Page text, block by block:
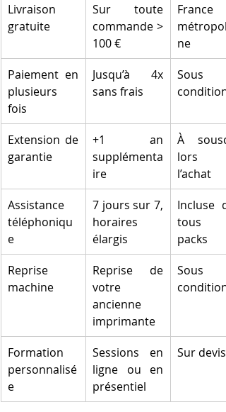
Livraison
gratuite
Sur toute
commande >
100 €
France
ne
Paiement en
plusieurs
fois
Jusqu’à 4x
sans frais
Sous
conditions
Extension de
garantie
+1 an
supplémenta
ire
À
lors
l’achat
Assistance
téléphoniqu
e
7 jours sur 7,
horaires
élargis
Incluse
tous
packs
Reprise
machine
Reprise de
votre
ancienne
imprimante
Sous
conditions
Formation
personnalisé
e
Sessions en
ligne ou en
présentiel
Sur devis